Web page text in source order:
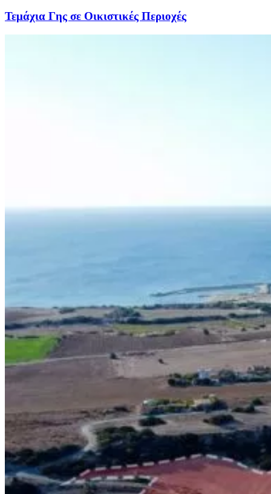
Τεμάχια Γης σε Οικιστικές Περιοχές